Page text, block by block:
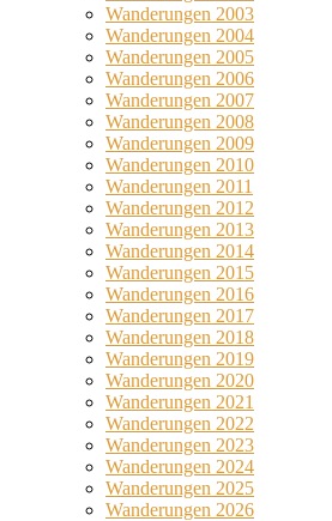
Wanderungen 2003
Wanderungen 2004
Wanderungen 2005
Wanderungen 2006
Wanderungen 2007
Wanderungen 2008
Wanderungen 2009
Wanderungen 2010
Wanderungen 2011
Wanderungen 2012
Wanderungen 2013
Wanderungen 2014
Wanderungen 2015
Wanderungen 2016
Wanderungen 2017
Wanderungen 2018
Wanderungen 2019
Wanderungen 2020
Wanderungen 2021
Wanderungen 2022
Wanderungen 2023
Wanderungen 2024
Wanderungen 2025
Wanderungen 2026